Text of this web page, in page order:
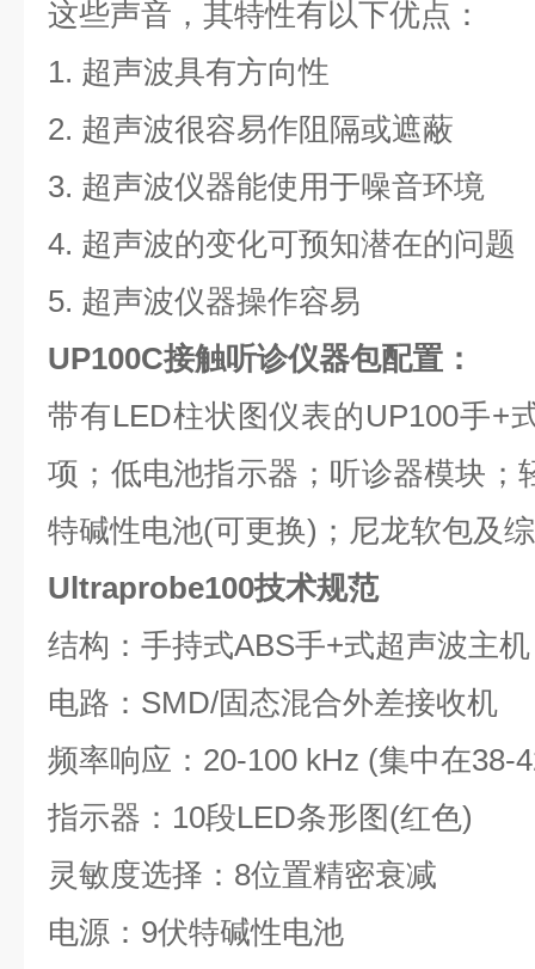
这些声音，其特性有以下优点：
1. 超声波具有方向性
2. 超声波很容易作阻隔或遮蔽
3. 超声波仪器能使用于噪音环境
4. 超声波的变化可预知潜在的问题
5. 超声波仪器操作容易
UP100C接触听诊仪器包配置：
带有LED柱状图仪表的UP100手+
项；低电池指示器；听诊器模块；
特碱性电池(可更换)；尼龙软包及
Ultraprobe100技术规范
结构：手持式ABS手+式超声波主
电路：SMD/固态混合外差接收机
频率响应：20-100 kHz (集中在38-
指示器：10段LED条形图(红色)
灵敏度选择：8位置精密衰减
电源：9伏特碱性电池